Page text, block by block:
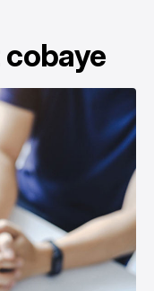
cobaye